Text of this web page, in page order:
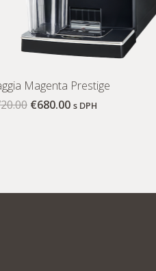
Magenta Prestige
€680.00 s DPH